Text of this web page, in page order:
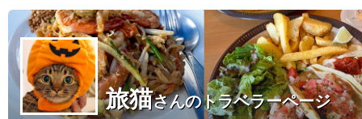
旅猫さんのトラベラーページ